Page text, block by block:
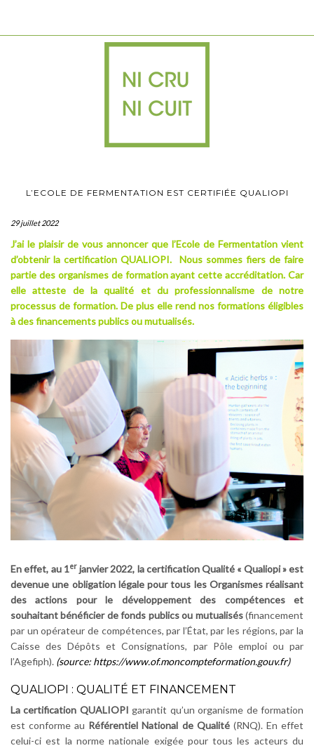
L’ECOLE DE FERMENTATION EST CERTIFIÉE QUALIOPI
29 juillet 2022
J’ai le plaisir de vous annoncer que l’Ecole de Fermentation vient
d’obtenir la certification QUALIOPI. Nous sommes fiers de faire
partie des organismes de formation ayant cette accréditation. Car
elle atteste de la qualité et du professionnalisme de notre
processus de formation. De plus elle rend nos formations éligibles
à des financements publics ou mutualisés.
En effet, au 1erjanvier 2022, la certification Qualité « Qualiopi » est
devenue une obligation légale pour tous les Organismes réalisant
des actions pour le développement des compétences et
souhaitant bénéficier de fonds publics ou mutualisés(financement
par un opérateur de compétences, par l’État, par les régions, par la
Caisse des Dépôts et Consignations, par Pôle emploi ou par
l’Agefiph). (source: https://www.of.moncompteformation.gouv.fr)
QUALIOPI : QUALITÉ ET FINANCEMENT
La certification QUALIOPI garantit qu’un organisme de formation
est conforme au Référentiel National de Qualité(RNQ). En effet
celui-ci est la norme nationale exigée pour tous les acteurs du